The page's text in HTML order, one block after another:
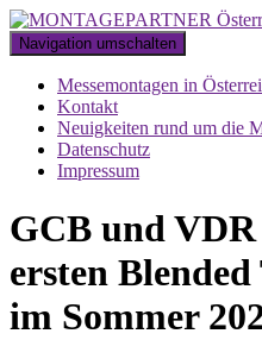
Navigation umschalten
Messemontagen in
Kontakt
Neuigkeiten rund um die
Datenschutz
Impressum
GCB und
ersten
im Sommer